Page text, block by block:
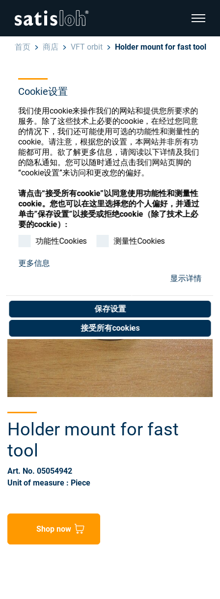
Cookie设置
我们使用cookie来操作我们的网站和提供您所要求的
服务。除了这些技术上必要的cookie，在经过您同意
的情况下，我们还可能使用可选的功能性和测量性的
cookie。请注意，根据您的设置，本网站并非所有功
能都可用。欲了解更多信息，请阅读以下详情及我们
的隐私通知。您可以随时通过点击我们网站页脚的
“cookie设置”来访问和更改您的偏好。
请点击“接受所有cookie”以同意使用功能性和测量性
cookie。您也可以在这里选择您的个人偏好，并通过
单击”保存设置”以接受或拒绝cookie（除了技术上必
要的cockie）:
功能性Cookies
测量性Cookies
更多信息
显示详情
保存设置
接受所有cookies
显示页
眼镜光学
精密光学
加入我们
Store
English
Deutsch
Español
Français
首页 商店 VFT orbit Holder mount for fast tool
眼镜光学耗材商店
注册或登录以访问您的帐户，并了解我们的各
种眼镜光学耗材
注册 登录
Holder mount for fast
tool
Art. No. 05054942
Unit of measure : Piece
Shop now